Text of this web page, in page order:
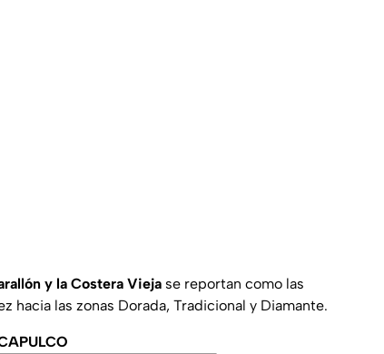
y la Costera Vieja se reportan como las
hacia las zonas Dorada, Tradicional y Diamante.